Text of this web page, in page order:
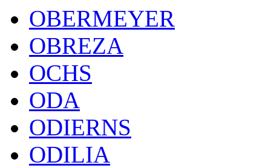
OBERMEYER
OBREZA
OCHS
ODA
ODIERNS
ODILIA